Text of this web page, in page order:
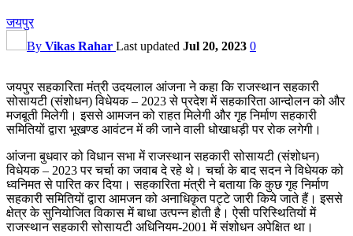
जयपुर
By Vikas Rahar Last updated Jul 20, 2023 0
जयपुर सहकारिता मंत्री उदयलाल आंजना ने कहा कि राजस्थान सहकारी
सोसायटी (संशोधन) विधेयक – 2023 से प्रदेश में सहकारिता आन्दोलन को और
मजबूती मिलेगी। इससे आमजन को राहत मिलेगी और गृह निर्माण सहकारी
समितियों द्वारा भूखण्ड आवंटन में की जाने वाली धोखाधड़ी पर रोक लगेगी।
आंजना बुधवार को विधान सभा में राजस्थान सहकारी सोसायटी (संशोधन)
विधेयक – 2023 पर चर्चा का जवाब दे रहे थे। चर्चा के बाद सदन ने विधेयक को
ध्वनिमत से पारित कर दिया। सहकारिता मंत्री ने बताया कि कुछ गृह निर्माण
सहकारी समितियों द्वारा आमजन को अनाधिकृत पट्टे जारी किये जाते हैं। इससे
क्षेत्र के सुनियोजित विकास में बाधा उत्पन्न होती है। ऐसी परिस्थितियों में
राजस्थान सहकारी सोसायटी अधिनियम-2001 में संशोधन अपेक्षित था।